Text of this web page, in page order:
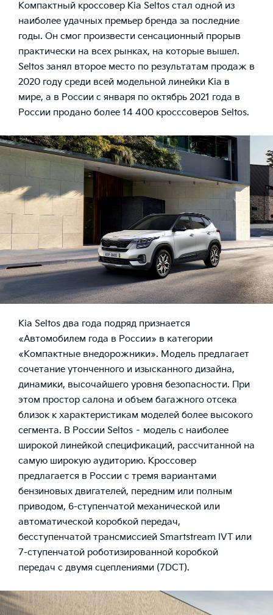
Компактный кроссовер Kia Seltos стал одной из
наиболее удачных премьер бренда за последние
годы. Он смог произвести сенсационный прорыв
практически на всех рынках, на которые вышел.
Seltos занял второе место по результатам продаж в
2020 году среди всей модельной линейки Kia в
мире, а в России с января по октябрь 2021 года в
России продано более 14 400 кросссоверов Seltos.
Kia Seltos два года подряд признается
«Автомобилем года в России» в категории
«Компактные внедорожники». Модель предлагает
сочетание утонченного и изысканного дизайна,
динамики, высочайшего уровня безопасности. При
этом простор салона и объем багажного отсека
близок к характеристикам моделей более высокого
сегмента. В России Seltos – модель с наиболее
широкой линейкой спецификаций, рассчитанной на
самую широкую аудиторию. Кроссовер
предлагается в России с тремя вариантами
бензиновых двигателей, передним или полным
приводом, 6-ступенчатой механической или
автоматической коробкой передач,
бесступенчатой трансмиссией Smartstream IVT или
7-ступенчатой роботизированной коробкой
передач с двумя сцеплениями (7DCT).